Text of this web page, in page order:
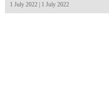
1 July 2022 | 1 July 2022